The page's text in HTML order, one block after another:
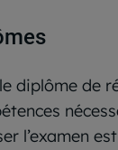
diplôme de
l’examen